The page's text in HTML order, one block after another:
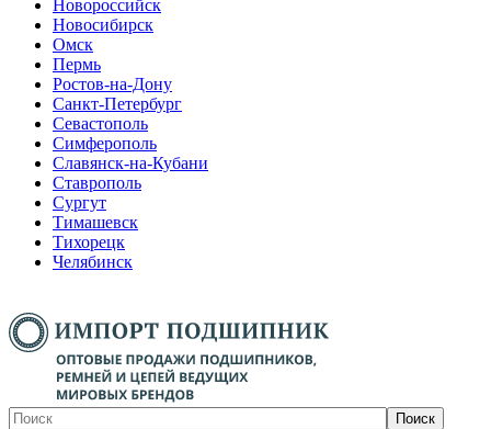
Новороссийск
Новосибирск
Омск
Пермь
Ростов-на-Дону
Санкт-Петербург
Севастополь
Симферополь
Славянск-на-Кубани
Ставрополь
Сургут
Тимашевск
Тихорецк
Челябинск
Поиск